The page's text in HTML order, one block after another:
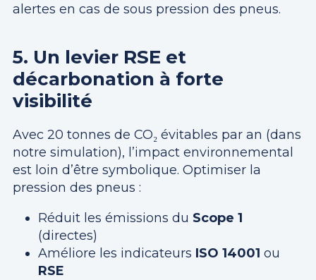
alertes en cas de sous pression des pneus.
5. Un levier RSE et
décarbonation à forte
visibilité
Avec 20 tonnes de CO₂ évitables par an (dans
notre simulation), l’impact environnemental
est loin d’être symbolique. Optimiser la
pression des pneus :
Réduit les émissions du Scope 1
(directes)
Améliore les indicateurs ISO 14001 ou
RSE